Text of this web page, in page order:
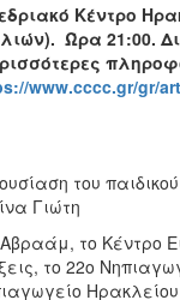
Κέντρο
Ώρα 21:00.
www.cccc.gr/gr/
του
Γιώτη
το Κέντρο
το 22ο
Ηρακλείου